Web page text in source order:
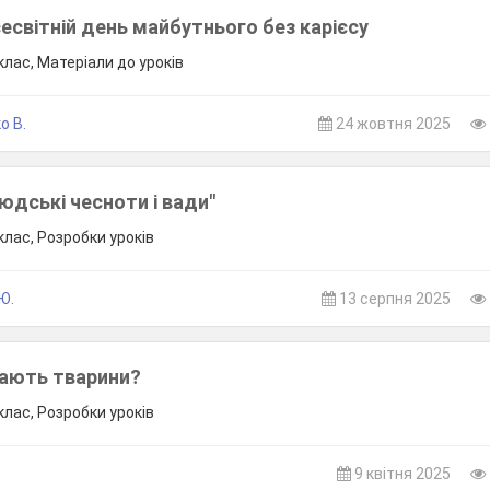
день майбутнього без карієсу
Матеріали до уроків
В. 24 жовтня 2025
чесноти і вади"
Розробки уроків
13 серпня 2025
тварини?
Розробки уроків
9 квітня 2025